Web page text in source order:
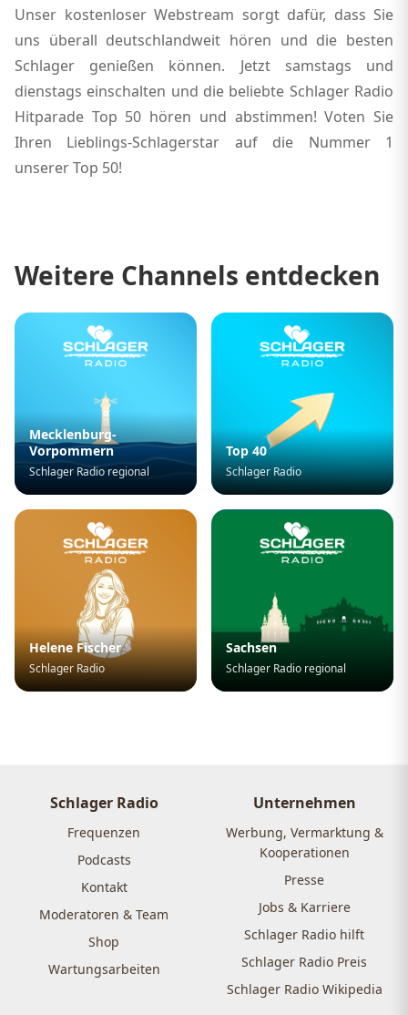
Unser kostenloser Webstream sorgt dafür, dass Sie
uns überall deutschlandweit hören und die besten
Schlager genießen können. Jetzt samstags und
dienstags einschalten und die beliebte Schlager Radio
Hitparade Top 50 hören und abstimmen! Voten Sie
Ihren Lieblings-Schlagerstar auf die Nummer 1
unserer Top 50!
Weitere Channels entdecken
Mecklenburg-
Vorpommern
Schlager Radio regional
Top 40
Schlager Radio
Helene Fischer
Schlager Radio
Sachsen
Schlager Radio regional
Schlager Radio
Frequenzen
Podcasts
Kontakt
Moderatoren & Team
Shop
Wartungsarbeiten
Unternehmen
Werbung, Vermarktung &
Kooperationen
Presse
Jobs & Karriere
Schlager Radio hilft
Schlager Radio Preis
Schlager Radio Wikipedia